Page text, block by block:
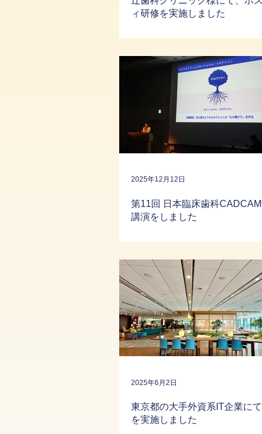
ィ研修を実施しました
第11回 日本臨床歯科CADCAM
講演をしました
2025年12月12日
東京都の大手外資系IT企業にて
を実施しました
2025年6月2日